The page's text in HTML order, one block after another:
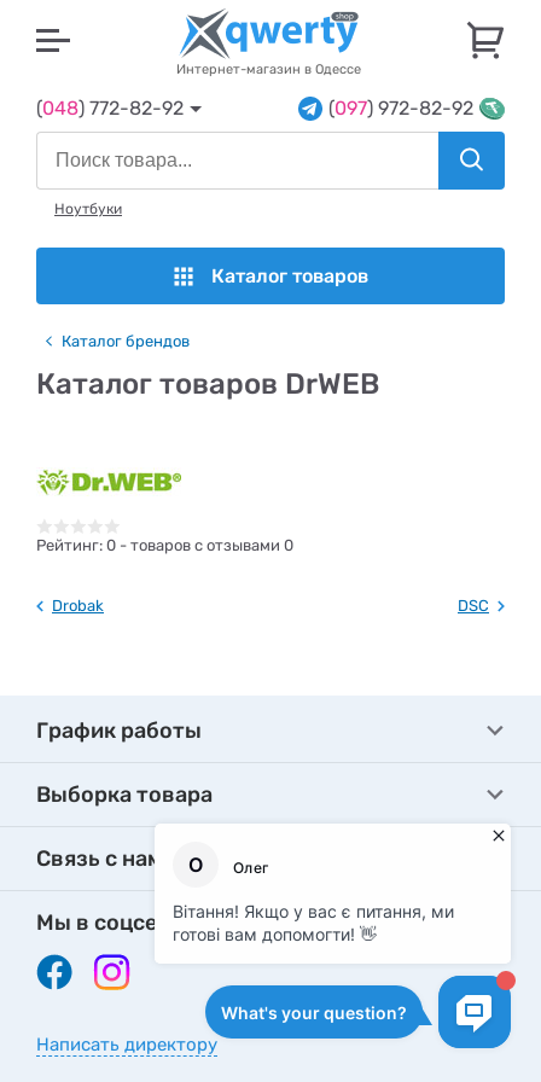
Интернет-магазин в Одессе
(048) 772-82-92 (097) 972-82-92
Ноутбуки
Каталог товаров
Каталог брендов
Каталог товаров DrWEB
Рейтинг: 0 - товаров с отзывами 0
Drobak DSC
График работы
Выборка товара
Связь с нами
Мы в соцсетях
Написать директору